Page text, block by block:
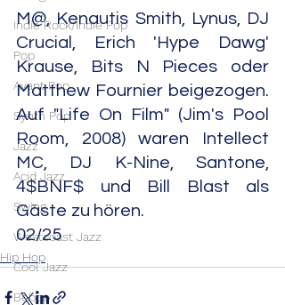
Indie Rock/Indie Pop
Pop
Avant Pop
Synth Pop
Jazz
Acid Jazz
Swing
Westcoast Jazz
Cool Jazz
Bebop
M@, Kenautis Smith, Lynus, DJ
Crucial, Erich 'Hype Dawg'
Krause, Bits N Pieces oder
Matthew Fournier beigezogen.
Auf "Life On Film" (Jim's Pool
Room, 2008) waren Intellect
MC, DJ K-Nine, Santone,
4$BNF$ und Bill Blast als
Gäste zu hören.
02/25
Hip Hop